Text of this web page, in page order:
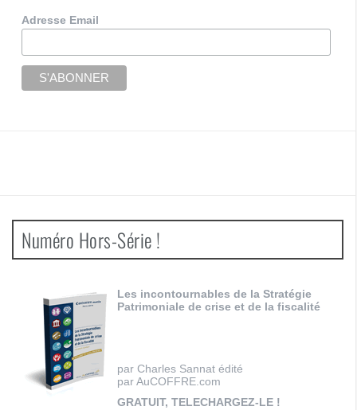
Adresse Email
Numéro Hors-Série !
Les incontournables de la Stratégie
Patrimoniale de crise et de la fiscalité
par Charles Sannat édité
par AuCOFFRE.com
GRATUIT, TELECHARGEZ-LE !